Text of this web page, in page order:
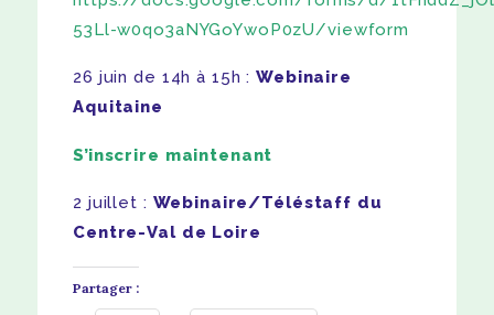
53Ll-w0qo3aNYGoYwoP0zU/viewform
26 juin de 14h à 15h :Webinaire
Aquitaine
S’inscrire maintenant
2 juillet : Webinaire/Téléstaff du
Centre-Val de Loire
Partager :